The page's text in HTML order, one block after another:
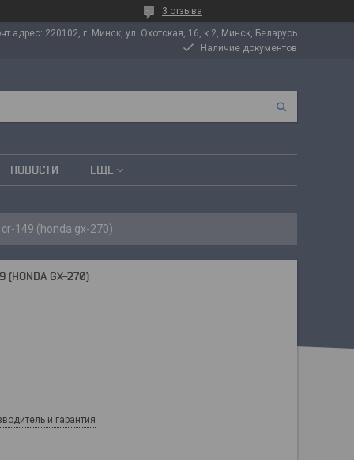
3 отзыва
220102, г. Минск, ул. Охотская, 16, к.2, Минск, Беларусь
Наличие документов
НОВОСТИ ЕЩЕ
149 (honda gx-270)
GX-270)
и гарантия